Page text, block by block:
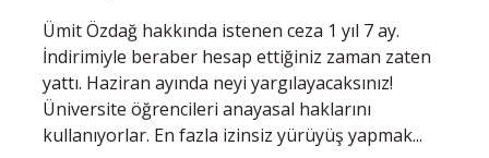
Ümit Özdağ hakkında istenen ceza 1 yıl 7 ay.
İndirimiyle beraber hesap ettiğiniz zaman zaten
yattı. Haziran ayında neyi yargılayacaksınız!
Üniversite öğrencileri anayasal haklarını
kullanıyorlar. En fazla izinsiz yürüyüş yapmak...